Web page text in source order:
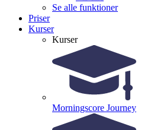
Se alle funktioner
Priser
Kurser
Kurser
Morningscore Journey